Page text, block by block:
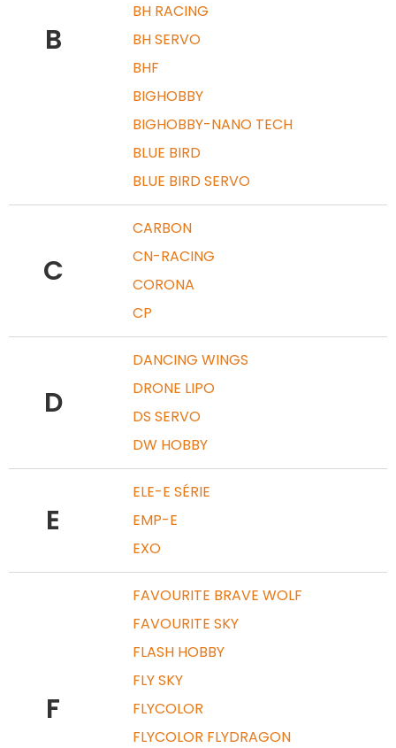
B
BH RACING
BH SERVO
BHF
BIGHOBBY
BIGHOBBY-NANO TECH
BLUE BIRD
BLUE BIRD SERVO
C
CARBON
CN-RACING
CORONA
CP
D
DANCING WINGS
DRONE LIPO
DS SERVO
DW HOBBY
E
ELE-E SÉRIE
EMP-E
EXO
F
FAVOURITE BRAVE WOLF
FAVOURITE SKY
FLASH HOBBY
FLY SKY
FLYCOLOR
FLYCOLOR FLYDRAGON